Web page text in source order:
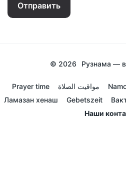
Отправить
© 2026 Рузнама —
Prayer time مواقيت الصلاة
Ламазан хенаш
Gebetszeit
Наши